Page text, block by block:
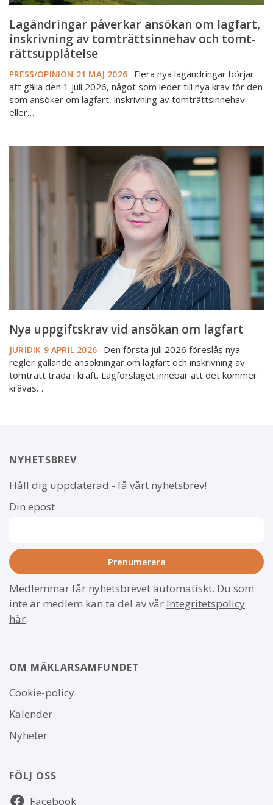
Lagändringar påverkar ansökan om lagfart,
inskrivning av tomträttsinnehav och tomt­
rättsupplåtelse
PRESS/OPINION 21 MAJ 2026
Flera nya lagändringar börjar
att gälla den 1 juli 2026, något som leder till nya krav för den
som ansöker om lagfart, inskrivning av tomträttsinnehav
eller…
Nya
Nya uppgiftskrav vid ansökan om lagfart
JURIDIK 9 APRIL 2026
Den första juli 2026 föreslås nya
regler gällande ansökningar om lagfart och inskrivning av
tomträtt träda i kraft. Lagförslaget innebär att det kommer
krävas…
NYHETSBREV
Håll dig uppdaterad - få vårt nyhetsbrev!
Din epost
Medlemmar får nyhetsbrevet automatiskt. Du som
inte är medlem kan ta del av vår Integritetspolicy
här.
OM MÄKLARSAMFUNDET
Om
webbplatsen
Cookie-policy
Kalender
Nyheter
FÖLJ OSS
Följ Facebook